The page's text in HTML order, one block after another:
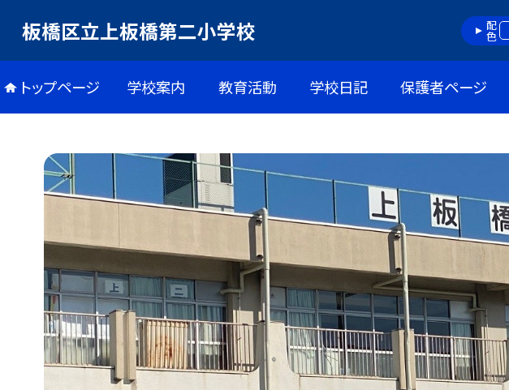
板橋区立上板橋第二小学校 配色
トップページ 学校案内 教育活動 学校日記 保護者ページ